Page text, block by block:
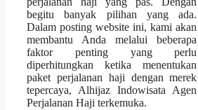
begitu banyak pilihan yang ada.
Dalam posting website ini, kami akan
membantu Anda melalui beberapa
faktor penting yang perlu
diperhitungkan ketika menentukan
paket perjalanan haji dengan merek
tepercaya, Alhijaz Indowisata Agen
Perjalanan Haji terkemuka.